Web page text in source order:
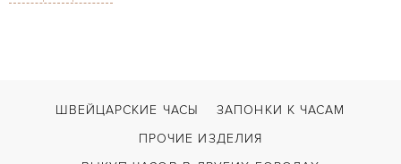
ШВЕЙЦАРСКИЕ ЧАСЫ
ЗАПОНКИ К ЧАСАМ
ПРОЧИЕ ИЗДЕЛИЯ